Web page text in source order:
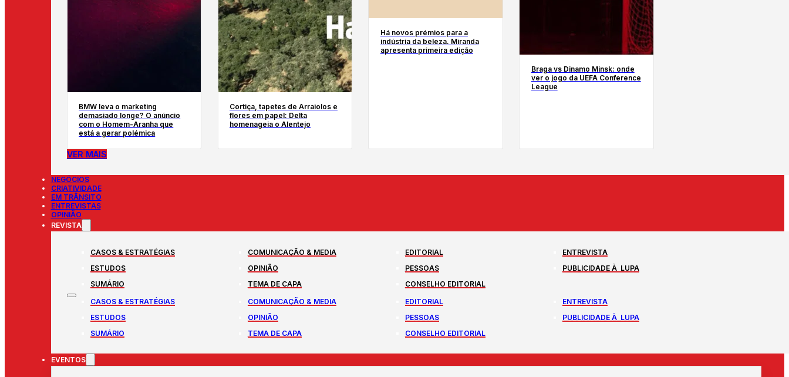
BMW leva o marketing
demasiado longe? O anúncio
com o Homem-Aranha que
está a gerar polémica
Cortiça, tapetes de Arraiolos e
flores em papel: Delta
homenageia o Alentejo
Há novos prémios para a
indústria da beleza. Miranda
apresenta primeira edição
Braga vs Dinamo Minsk: onde
ver o jogo da UEFA Conference
League
VER MAIS
NEGÓCIOS
CRIATIVIDADE
EM TRÂNSITO
ENTREVISTAS
OPINIÃO
REVISTA
CASOS & ESTRATÉGIAS COMUNICAÇÃO & MEDIA EDITORIAL
ENTREVISTA
ESTUDOS
OPINIÃO PESSOAS
PUBLICIDADE À LUPA
SUMÁRIO
TEMA DE CAPA
CONSELHO EDITORIAL
CASOS & ESTRATÉGIAS
COMUNICAÇÃO & MEDIA EDITORIAL
ENTREVISTA
ESTUDOS
OPINIÃO PESSOAS
PUBLICIDADE À LUPA
SUMÁRIO
TEMA DE CAPA CONSELHO EDITORIAL
EVENTOS